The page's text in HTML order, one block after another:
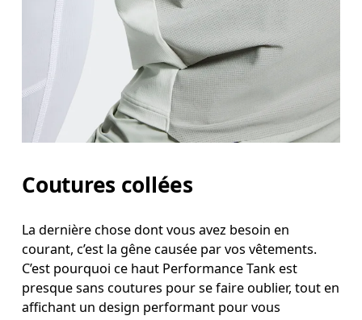
Coutures collées
La dernière chose dont vous avez besoin en
courant, c’est la gêne causée par vos vêtements.
C’est pourquoi ce haut Performance Tank est
presque sans coutures pour se faire oublier, tout en
affichant un design performant pour vous